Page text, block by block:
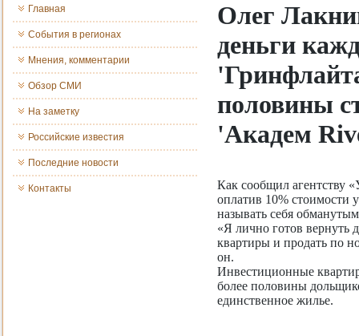
Главная
События в регионах
Мнения, комментарии
Обзор СМИ
На заметку
Российские известия
Последние новости
Контакты
Олег
деньги
половины
'Академ
Как сообщил агентству
оплатив 10% стоимости
называть себя
«Я лично готов вернуть
квартиры и продать по
он.
Инвестиционные
более половины
единственное жилье.